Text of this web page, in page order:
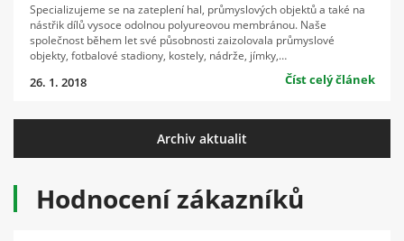
Specializujeme se na zateplení hal, průmyslových objektů a také na
nástřik dílů vysoce odolnou polyureovou membránou. Naše
společnost během let své působnosti zaizolovala průmyslové
objekty, fotbalové stadiony, kostely, nádrže, jímky,…
26. 1. 2018 Číst celý článek
Archiv aktualit
Hodnocení zákazníků